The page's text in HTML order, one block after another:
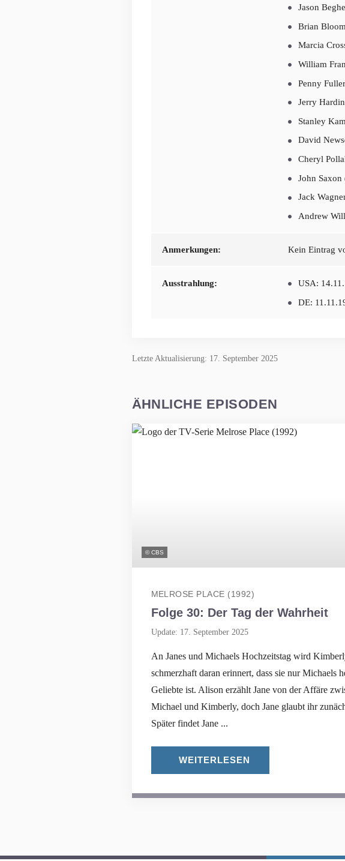
Jason
Brian
Marcia
William
Penny
Jerry
Stanley
David
Cheryl
John
Jack
Andrew
Anmerkungen: Kein Eintrag
Ausstrahlung:
USA:
DE:
Letzte Aktualisierung: 17. September 2025
ÄHNLICHE EPISODEN
© CBS
MELROSE PLACE (1992)
Folge 30: Der Tag der Wahrheit
Update: 17. September 2025
An Janes und Michaels Hochzeitstag wird
schmerzhaft daran erinnert, dass sie nur Michaels
Geliebte ist. Alison erzählt Jane von der Affäre
Michael und Kimberly, doch Jane glaubt ihr
Später findet Jane ...
WEITERLESEN